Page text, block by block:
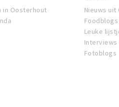
in Oosterhout
Nieuws
Foodblogs
Leuke
Interviews
Fotoblogs